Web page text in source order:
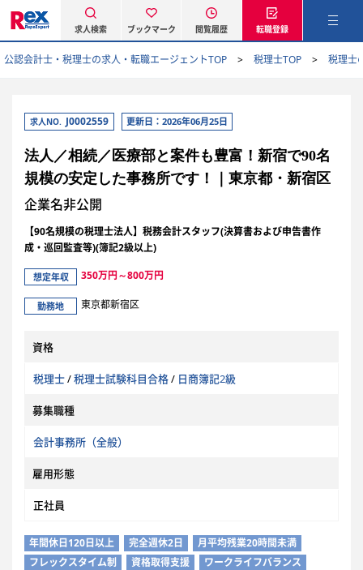
求人検索 ブックマーク 閲覧履歴 転職登録
公認会計士・税理士の求人・転職エージェントTOP 税理士TOP 税理士
求人NO. J0002559 更新日：2026年06月25日
法人／相続／医療部と案件も豊富！新宿で90名
規模の安定した事務所です！｜東京都・新宿区
企業名非公開
【90名規模の税理士法人】税務会計スタッフ(決算書および申告書作
成・巡回監査等)(簿記2級以上)
想定年収 350万円～800万円
勤務地 東京都新宿区
資格
税理士/税理士試験科目合格/ 日商簿記2級
募集職種
会計事務所（全般）
雇用形態
正社員
年間休日120日以上 完全週休2日
月平均残業20時間未満
フレックスタイム制
資格取得支援
ワークライフバランス